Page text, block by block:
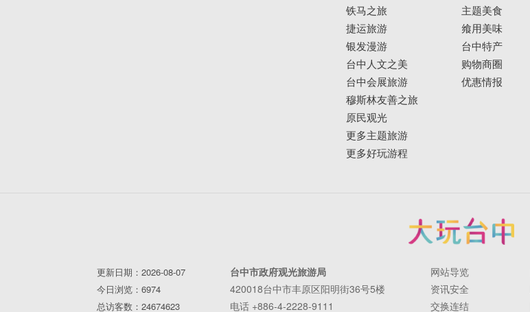
铁马之旅
捷运旅游
银发漫游
台中人文之美
台中会展旅游
穆斯林友善之旅
原民观光
更多主题旅游
更多好玩游程
主题美食
飨用美味
台中特产
购物商圈
优惠情报
更新日期：2026-08-07
今日浏览：6974
总访客数：24674623
台中市政府观光旅游局
420018台中市丰原区阳明街36号5楼
电话 +886-4-2228-9111
网站导览
资讯安全
交换连结